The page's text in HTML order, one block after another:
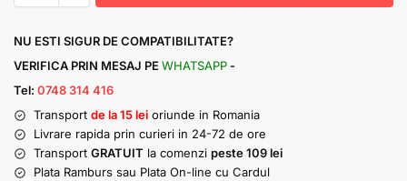
NU ESTI SIGUR DE COMPATIBILITATE?
VERIFICA PRIN MESAJ PE WHATSAPP -
Tel: 0748 314 416
Transport de la 15 lei oriunde in Romania
Livrare rapida prin curieri in 24-72 de ore
Transport GRATUIT la comenzi peste 109 lei
Plata Ramburs sau Plata On-line cu Cardul